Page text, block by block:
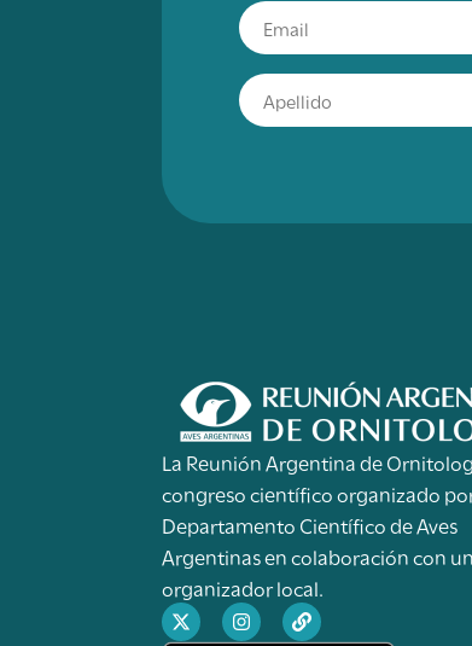
La Reunión Argentina de
congreso científico organizado
Departamento Científico de Aves
Argentinas en colaboración con
organizador local.